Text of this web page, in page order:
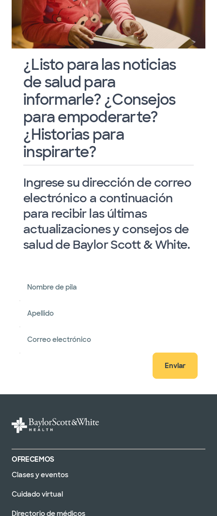
¿Listo para las noticias
de salud para
informarle? ¿Consejos
para empoderarte?
¿Historias para
inspirarte?
Ingrese su dirección de correo
electrónico a continuación
para recibir las últimas
actualizaciones y consejos de
salud de Baylor Scott & White.
Nombre de pila
Apellido
Correo electrónico
Enviar
OFRECEMOS
Clases y eventos
Cuidado virtual
Directorio de médicos